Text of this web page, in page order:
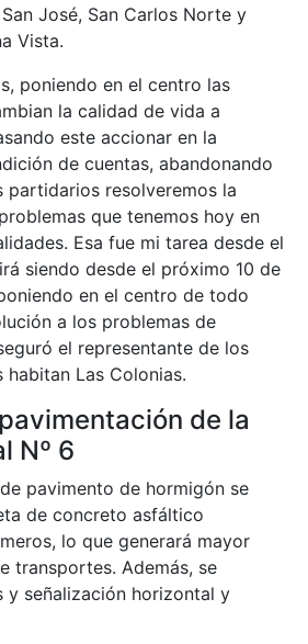
José, San Carlos Norte y
Vista.
poniendo en el centro las
la calidad de vida a
este accionar en la
de cuentas, abandonando
partidarios resolveremos la
que tenemos hoy en
Esa fue mi tarea desde el
siendo desde el próximo 10 de
en el centro de todo
a los problemas de
el representante de los
habitan Las Colonias.
de la
Nº 6
pavimento de hormigón se
de concreto asfáltico
lo que generará mayor
transportes. Además, se
y señalización horizontal y